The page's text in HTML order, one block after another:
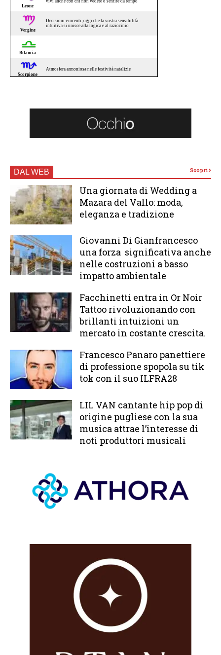
DAL WEB Scopri
Una giornata di Wedding a
Mazara del Vallo: moda,
eleganza e tradizione
Giovanni Di Gianfrancesco
una forza significativa anche
nelle costruzioni a basso
impatto ambientale
Facchinetti entra in Or Noir
Tattoo rivoluzionando con
brillanti intuizioni un
mercato in costante crescita.
Francesco Panaro panettiere
di professione spopola su tik
tok con il suo ILFRA28
LIL VAN cantante hip pop di
origine pugliese con la sua
musica attrae l’interesse di
noti produttori musicali